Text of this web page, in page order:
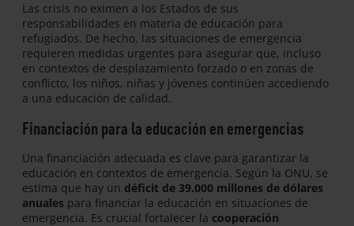
Las crisis no eximen a los Estados de sus
responsabilidades en materia de educación para
refugiados. De hecho, las situaciones de emergencia
requieren medidas urgentes para asegurar que, incluso
en contextos de desplazamiento forzado o en zonas de
conflicto, los niños, niñas y jóvenes continúen accediendo
a una educación de calidad.
Financiación para la educación en emergencias
Una financiación adecuada es clave para garantizar la
educación en contextos de emergencia. Según la ONU, se
estima que hay un déficit de 39.000 millones de dólares
anuales para financiar la educación en situaciones de
emergencia. Es crucial fortalecer la cooperación